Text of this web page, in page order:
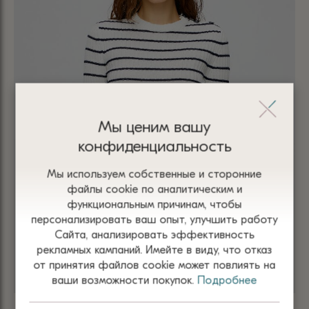
Мы ценим вашу
конфиденциальность
Мы используем собственные и сторонние
файлы сооkіе по аналитическим и
функциональным причинам, чтобы
персонализировать ваш опыт, улучшить работу
Сайта, анализировать эффективность
рекламных кампаний. Имейте в виду, что отказ
от принятия файлов сооkіе может повлиять на
ваши возможности покупок. Подробнее